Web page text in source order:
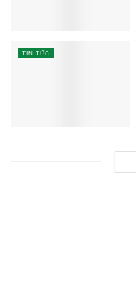
TIN TỨC